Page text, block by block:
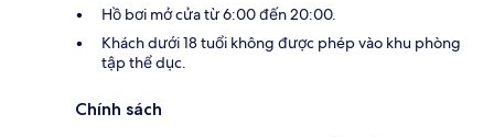
Hồ bơi mở cửa từ 6:00 đến 20:00.
Khách dưới 18 tuổi không được phép vào khu phòng
tập thể dục.
Chính sách